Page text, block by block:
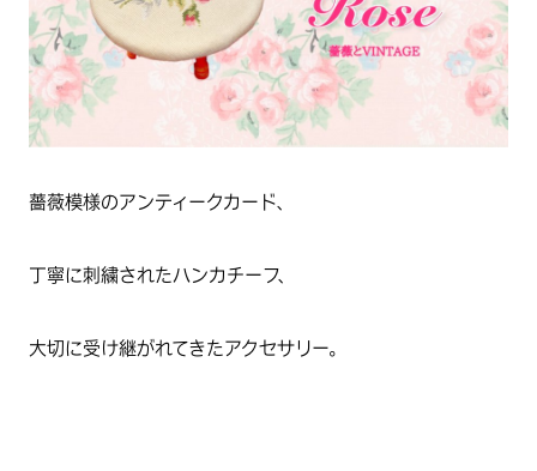
薔薇模様のアンティークカード、
丁寧に刺繍されたハンカチーフ、
大切に受け継がれてきたアクセサリー。